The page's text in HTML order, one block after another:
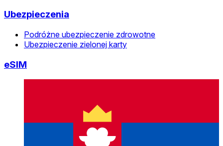
Ubezpieczenia
Podróżne ubezpieczenie zdrowotne
Ubezpieczenie zielonej karty
eSIM